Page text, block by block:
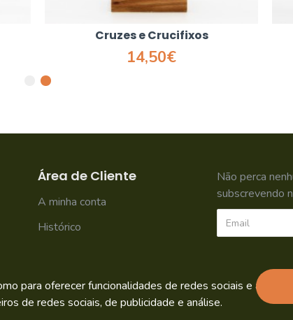
Cruzes e Crucifixos
14,50€
Área de Cliente
A minha conta
Histórico
Não perca
subscrevendo
para oferecer funcionalidades de redes sociais e
de redes sociais, de publicidade e análise.